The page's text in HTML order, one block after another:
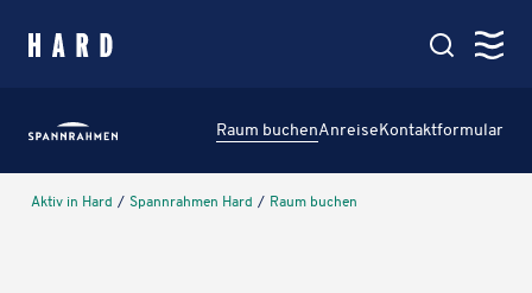
Raum buchenAnreiseKontakt­for­mu­lar
Amt & Service
Aktiv in Hard / Spann­rah­men Hard / Raum buchen
Kartenansicht